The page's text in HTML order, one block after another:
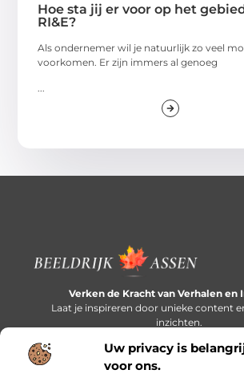
Uw privacy is
voor ons.
Hoe sta jij er voor op het
RI&E?
Als ondernemer wil je natuurlijk zo veel
voorkomen. Er zijn immers al genoeg
...
Verken de Kracht van Verhalen en
Laat je inspireren door unieke content
inzichten.
Bericht categorie